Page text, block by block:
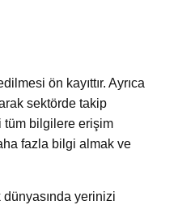
ön kayıttır. Ayrıca
sektörde takip
tüm bilgilere erişim
fazla bilgi almak ve
yerinizi